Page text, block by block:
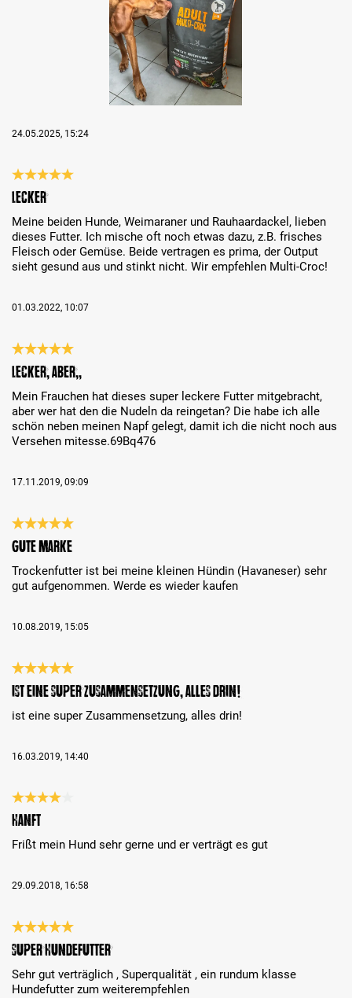
24.05.2025, 15:24
Évaluation avec une note de 5 sur 5 étoiles
Lecker
Meine beiden Hunde, Weimaraner und Rauhaardackel, lieben
dieses Futter. Ich mische oft noch etwas dazu, z.B. frisches
Fleisch oder Gemüse. Beide vertragen es prima, der Output
sieht gesund aus und stinkt nicht. Wir empfehlen Multi-Croc!
01.03.2022, 10:07
Évaluation avec une note de 5 sur 5 étoiles
Lecker, aber…,,
Mein Frauchen hat dieses super leckere Futter mitgebracht,
aber wer hat den die Nudeln da reingetan? Die habe ich alle
schön neben meinen Napf gelegt, damit ich die nicht noch aus
Versehen mitesse.69Bq476
17.11.2019, 09:09
Évaluation avec une note de 5 sur 5 étoiles
Gute Marke
Trockenfutter ist bei meine kleinen Hündin (Havaneser) sehr
gut aufgenommen. Werde es wieder kaufen
10.08.2019, 15:05
Évaluation avec une note de 5 sur 5 étoiles
ist eine super Zusammensetzung, alles drin!
ist eine super Zusammensetzung, alles drin!
16.03.2019, 14:40
Évaluation avec une note de 4 sur 5 étoiles
Hanft
Frißt mein Hund sehr gerne und er verträgt es gut
29.09.2018, 16:58
Évaluation avec une note de 5 sur 5 étoiles
Super Hundefutter
Sehr gut verträglich , Superqualität , ein rundum klasse
Hundefutter zum weiterempfehlen